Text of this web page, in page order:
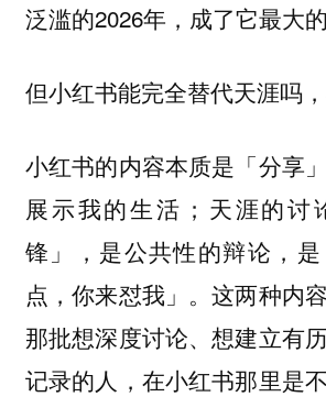
泛滥的2026年，成了它最大的
但小红书能完全替代天涯吗，
小红书的内容本质是「分享
展示我的生活；天涯的讨
锋」，是公共性的辩论，
点，你来怼我」。这两种内
那批想深度讨论、想建立有
记录的人，在小红书那里是